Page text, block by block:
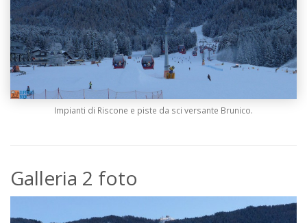
Impianti di Riscone e piste da sci versante Brunico.
Galleria 2 foto